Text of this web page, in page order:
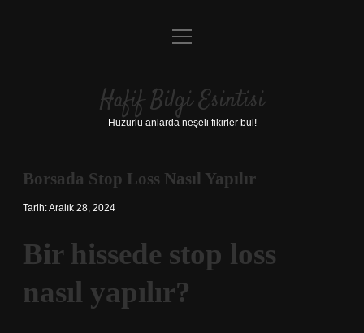
Anasayfa
Yasal Uyarı
menüyü
Hafif Bilgi Esintisi
Huzurlu anlarda neşeli fikirler bul!
Borsada Stop Loss Nasıl Yapılır
Tarih: Aralık 28, 2024
Bir hissede stop loss
nasıl yapılır?